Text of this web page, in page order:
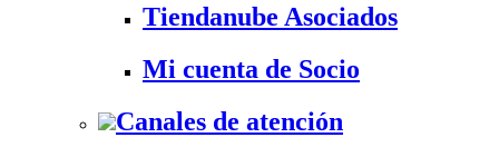
Tiendanube Asociados
Mi cuenta de Socio
Canales de atención